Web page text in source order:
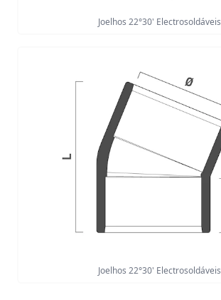
Joelhos 22°30' Electrosoldáveis
Joelhos 22°30' Electrosoldáveis